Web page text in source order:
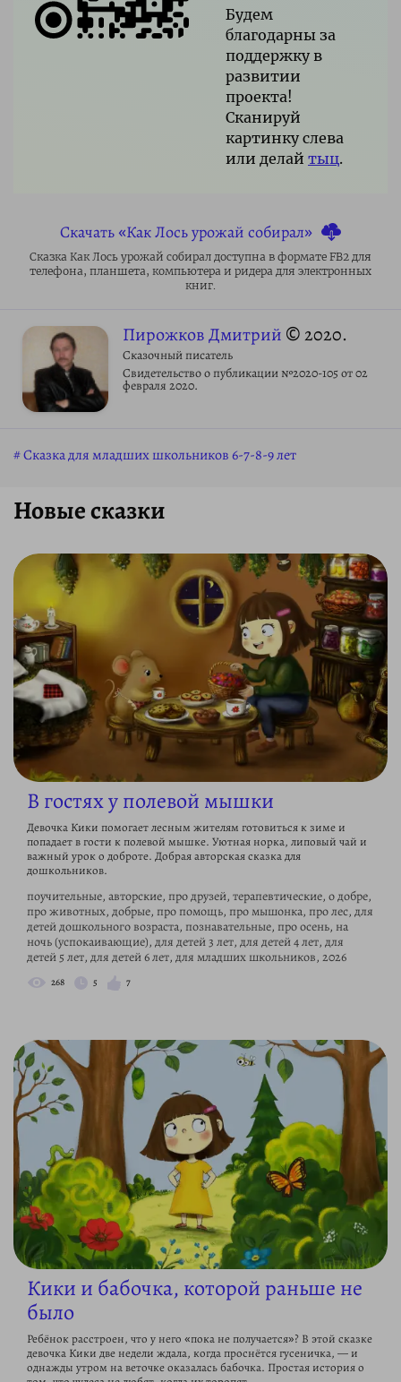
Будем
благодарны за
поддержку в
развитии
проекта!
Сканируй
картинку слева
или делай тыц.
Скачать «Как Лось урожай собирал»
Сказка Как Лось урожай собирал доступна в формате FB2 для
телефона, планшета, компьютера и ридера для электронных
книг.
Пирожков Дмитрий © 2020.
Сказочный писатель
Свидетельство о публикации №2020-105 от 02
февраля 2020.
Сказка для младших школьников 6-7-8-9 лет
Новые сказки
В гостях у полевой мышки
Девочка Кики помогает лесным жителям готовиться к зиме и
попадает в гости к полевой мышке. Уютная норка, липовый чай и
важный урок о доброте. Добрая авторская сказка для
дошкольников.
поучительные, авторские, про друзей, терапевтические, о добре,
про животных, добрые, про помощь, про мышонка, про лес, для
детей дошкольного возраста, познавательные, про осень, на
ночь (успокаивающие), для детей 3 лет, для детей 4 лет, для
детей 5 лет, для детей 6 лет, для младших школьников, 2026
268 5 7
Кики и бабочка, которой раньше не
было
Ребёнок расстроен, что у него «пока не получается»? В этой сказке
девочка Кики две недели ждала, когда проснётся гусеничка, — и
однажды утром на веточке оказалась бабочка. Простая история о